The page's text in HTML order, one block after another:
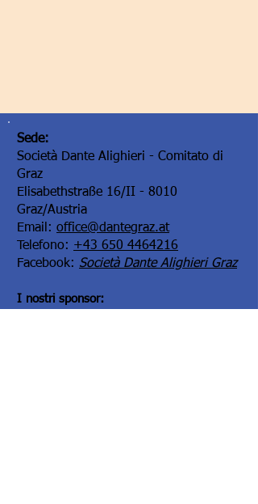
Sede:
Società Dante Alighieri - Comitato di
Graz
Elisabethstraße 16/II - 8010
Graz/Austria
Email: office@dantegraz.at
Telefono: +43 650 4464216
Facebook: Società Dante Alighieri Graz
I nostri sponsor: